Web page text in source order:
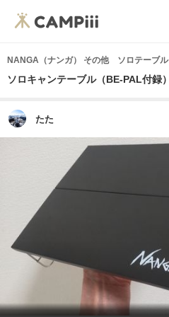
NANGA（ナンガ） その他 ソロテーブル
ソロキャンテーブル（BE-PAL付録）
たた